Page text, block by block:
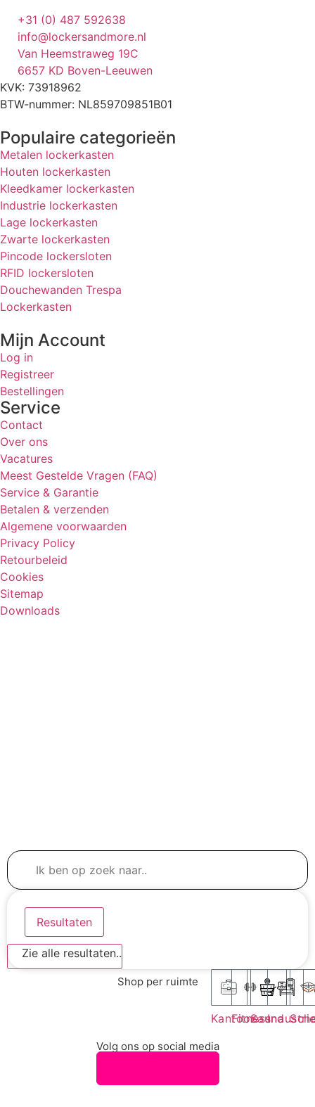
+31 (0) 487 592638
info@lockersandmore.nl
Van Heemstraweg 19C
6657 KD Boven-Leeuwen
KVK: 73918962
BTW-nummer: NL859709851B01
Populaire categorieën
Metalen lockerkasten
Houten lockerkasten
Kleedkamer lockerkasten
Industrie lockerkasten
Lage lockerkasten
Zwarte lockerkasten
Pincode lockersloten
RFID lockersloten
Douchewanden Trespa
Lockerkasten
Mijn Account
Log in
Registreer
Bestellingen
Service
Contact
Over ons
Vacatures
Meest Gestelde Vragen (FAQ)
Service & Garantie
Betalen & verzenden
Algemene voorwaarden
Privacy Policy
Retourbeleid
Cookies
Sitemap
Downloads
Resultaten
Zie alle resultaten..
Shop per ruimte
Kantoor
Fitness
Sauna
Volg ons op social media